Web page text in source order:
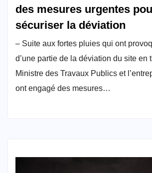
des mesures urgentes
sécuriser la déviation
– Suite aux fortes pluies qui ont
d’une partie de la déviation du site en
Ministre des Travaux Publics et
ont engagé des mesures…